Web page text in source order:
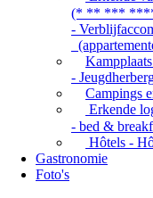
(* ** ***
-
-
Campings
Erkende
- bed &
Hôtels -
Gastronomie
Foto's